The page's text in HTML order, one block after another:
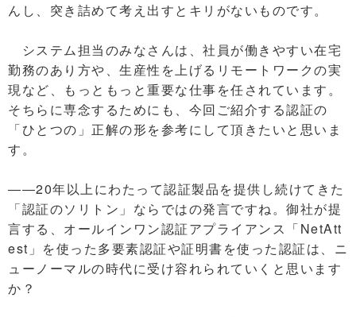
んし、突き詰めて考え出すとキリがないものです。
システム担当のみなさんは、社員が働きやすい在宅
勤務のあり方や、生産性を上げるリモートワークの実
現など、もっともっと重要な仕事を任されています。
そちらに専念するためにも、今回ご紹介する認証の
「ひとつの」正解の形を参考にして頂きたいと思いま
す。
――20年以上にわたって認証製品を提供し続けてきた
「認証のソリトン」ならではの発言ですね。御社が提
言する、オールインワン認証アプライアンス「NetAtt
est」を使った多要素認証や証明書を使った認証は、ニ
ューノーマルの時代に受け容れられていくと思います
か？